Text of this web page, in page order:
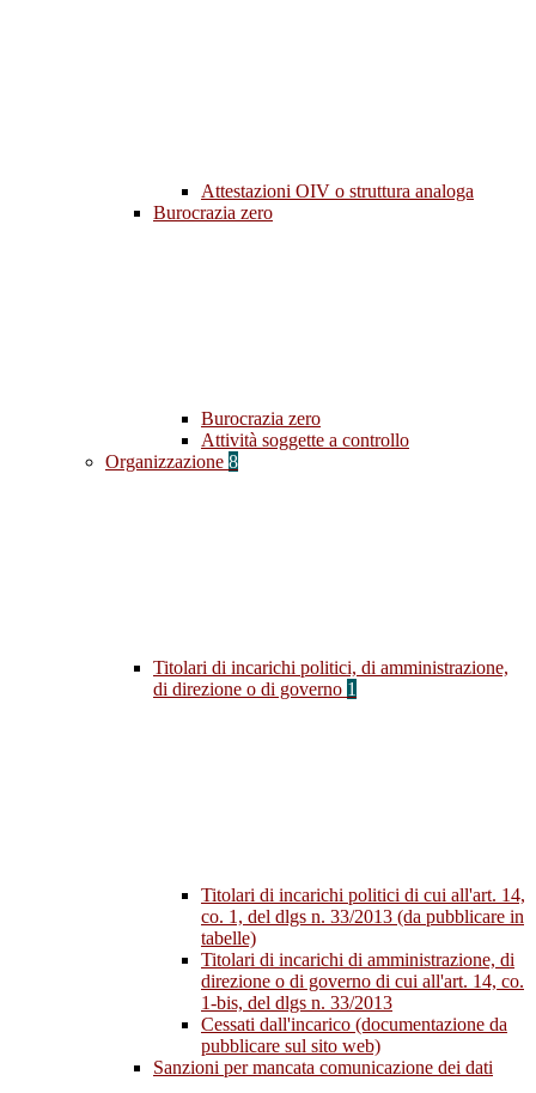
Attestazioni OIV o struttura analoga
Burocrazia zero
Burocrazia zero
Attività soggette a controllo
Organizzazione 8
Titolari di incarichi politici, di amministrazione,
di direzione o di governo 1
Titolari di incarichi politici di cui all'art. 14,
co. 1, del dlgs n. 33/2013 (da pubblicare in
tabelle)
Titolari di incarichi di amministrazione, di
direzione o di governo di cui all'art. 14, co.
1-bis, del dlgs n. 33/2013
Cessati dall'incarico (documentazione da
pubblicare sul sito web)
Sanzioni per mancata comunicazione dei dati